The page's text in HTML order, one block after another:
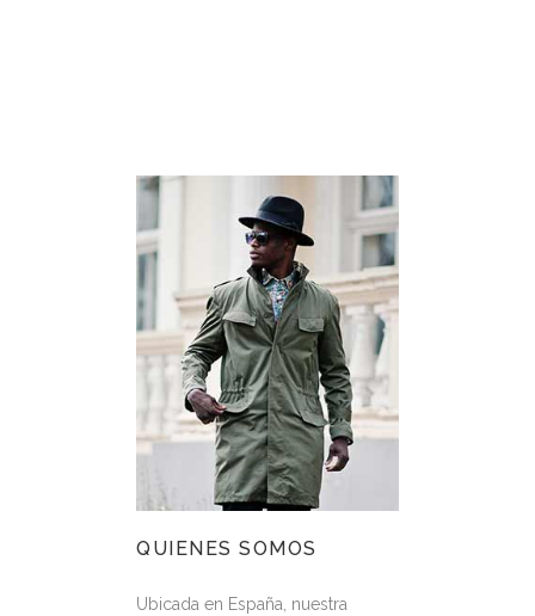
QUIENES SOMOS
Ubicada en España, nuestra